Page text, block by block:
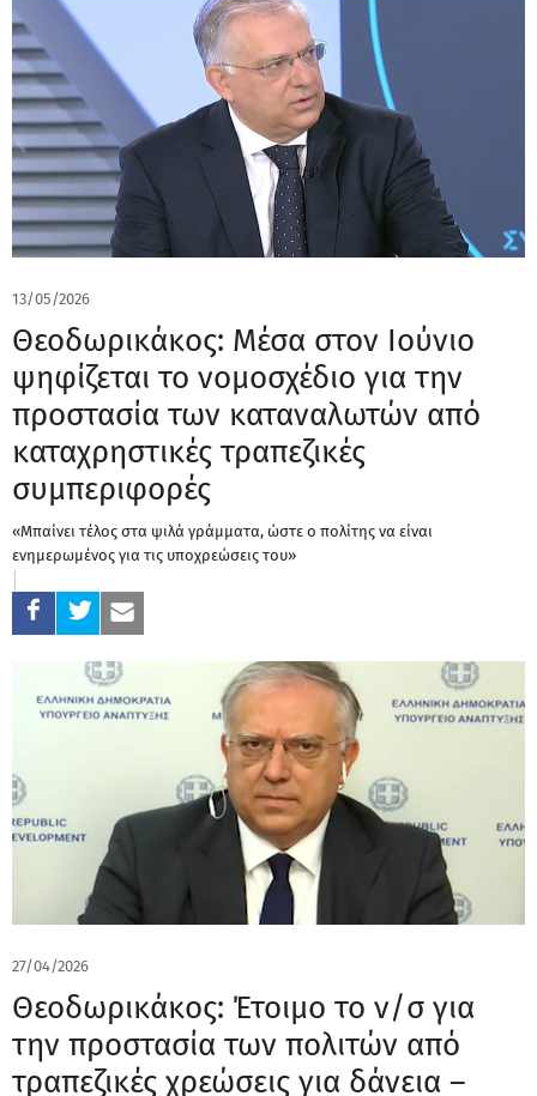
13/05/2026
Θεοδωρικάκος: Μέσα στον Ιούνιο
ψηφίζεται το νομοσχέδιο για την
προστασία των καταναλωτών από
καταχρηστικές τραπεζικές
συμπεριφορές
«Μπαίνει τέλος στα ψιλά γράμματα, ώστε ο πολίτης να είναι
ενημερωμένος για τις υποχρεώσεις του»
27/04/2026
Θεοδωρικάκος: Έτοιμο το ν/σ για
την προστασία των πολιτών από
τραπεζικές χρεώσεις για δάνεια –